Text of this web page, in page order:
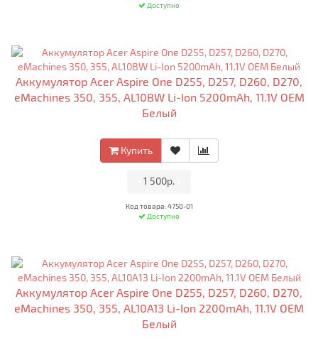
Доступно
Аккумулятор Acer Aspire One D255, D257, D260, D270,
eMachines 350, 355, AL10BW Li-Ion 5200mAh, 11.1V OEM
Белый
Купить
1 500р.
Код товара: 4750-01
Доступно
Аккумулятор Acer Aspire One D255, D257, D260, D270,
eMachines 350, 355, AL10A13 Li-Ion 2200mAh, 11.1V OEM
Белый